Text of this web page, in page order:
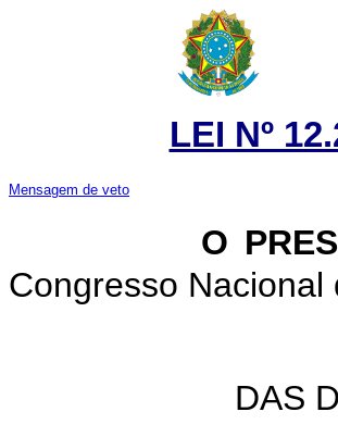
LEI Nº
Mensagem de veto
O
Congresso
DAS